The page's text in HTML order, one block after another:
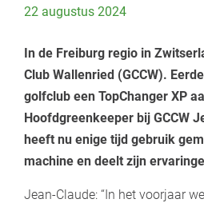
22 augustus 2024
In de Freiburg regio in
Club Wallenried (GCCW).
golfclub een TopChanger XP
Hoofdgreenkeeper bij GCCW
heeft nu enige tijd gebruik
machine en deelt zijn
Jean-Claude: “In het voorjaar